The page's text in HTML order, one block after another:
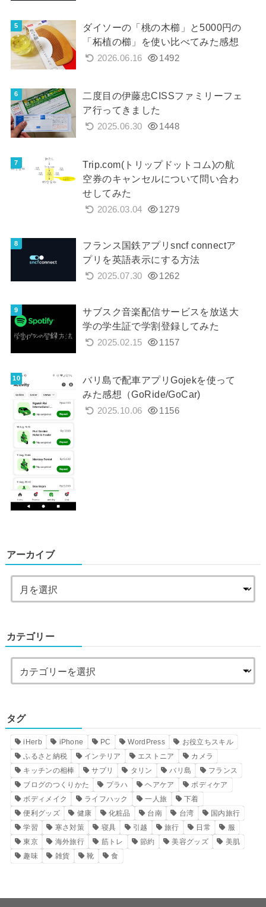
ダイソーの「桃の木櫛」と5000円の
「柘植の櫛」を使い比べてみた感想
2026.06.16 1492
二度目の伊藤忠CISSファミリーフェ
ア行ってきました
2025.06.30 1448
Trip.com(トリップドットコム)の航
空券のキャンセルについて問い合わ
せしてみた
2026.03.04 1279
フランス国鉄アプリsncf connectア
プリを英語表示にする方法
2025.07.30 1262
サブスク音楽配信サービスを放送大
学の学生証で学割登録してみた
2025.02.15 1157
バリ島で配車アプリGojekを使って
みた感想（GoRide/GoCar)
2025.10.06 1156
アーカイブ
カテゴリー
タグ
iHerb iPhone PC WordPress
お役立ちスキル
ふるさと納税
インテリア エストニア
カメラ
キッチンの相棒
サプリ タリン バリ島
フランス
ブログのつくりかた
プラハ ヘアケア
ボディケア
ボディメイク
ライフハック 一人旅
下着
便利グッズ
健康 化粧品 台南 台湾
国内旅行
学習
寒さ対策 寝具 引越 旅行 日常
服
東京
海外旅行 筋トレ 節約 美容グッズ
美肌
趣味
雑貨 靴 食